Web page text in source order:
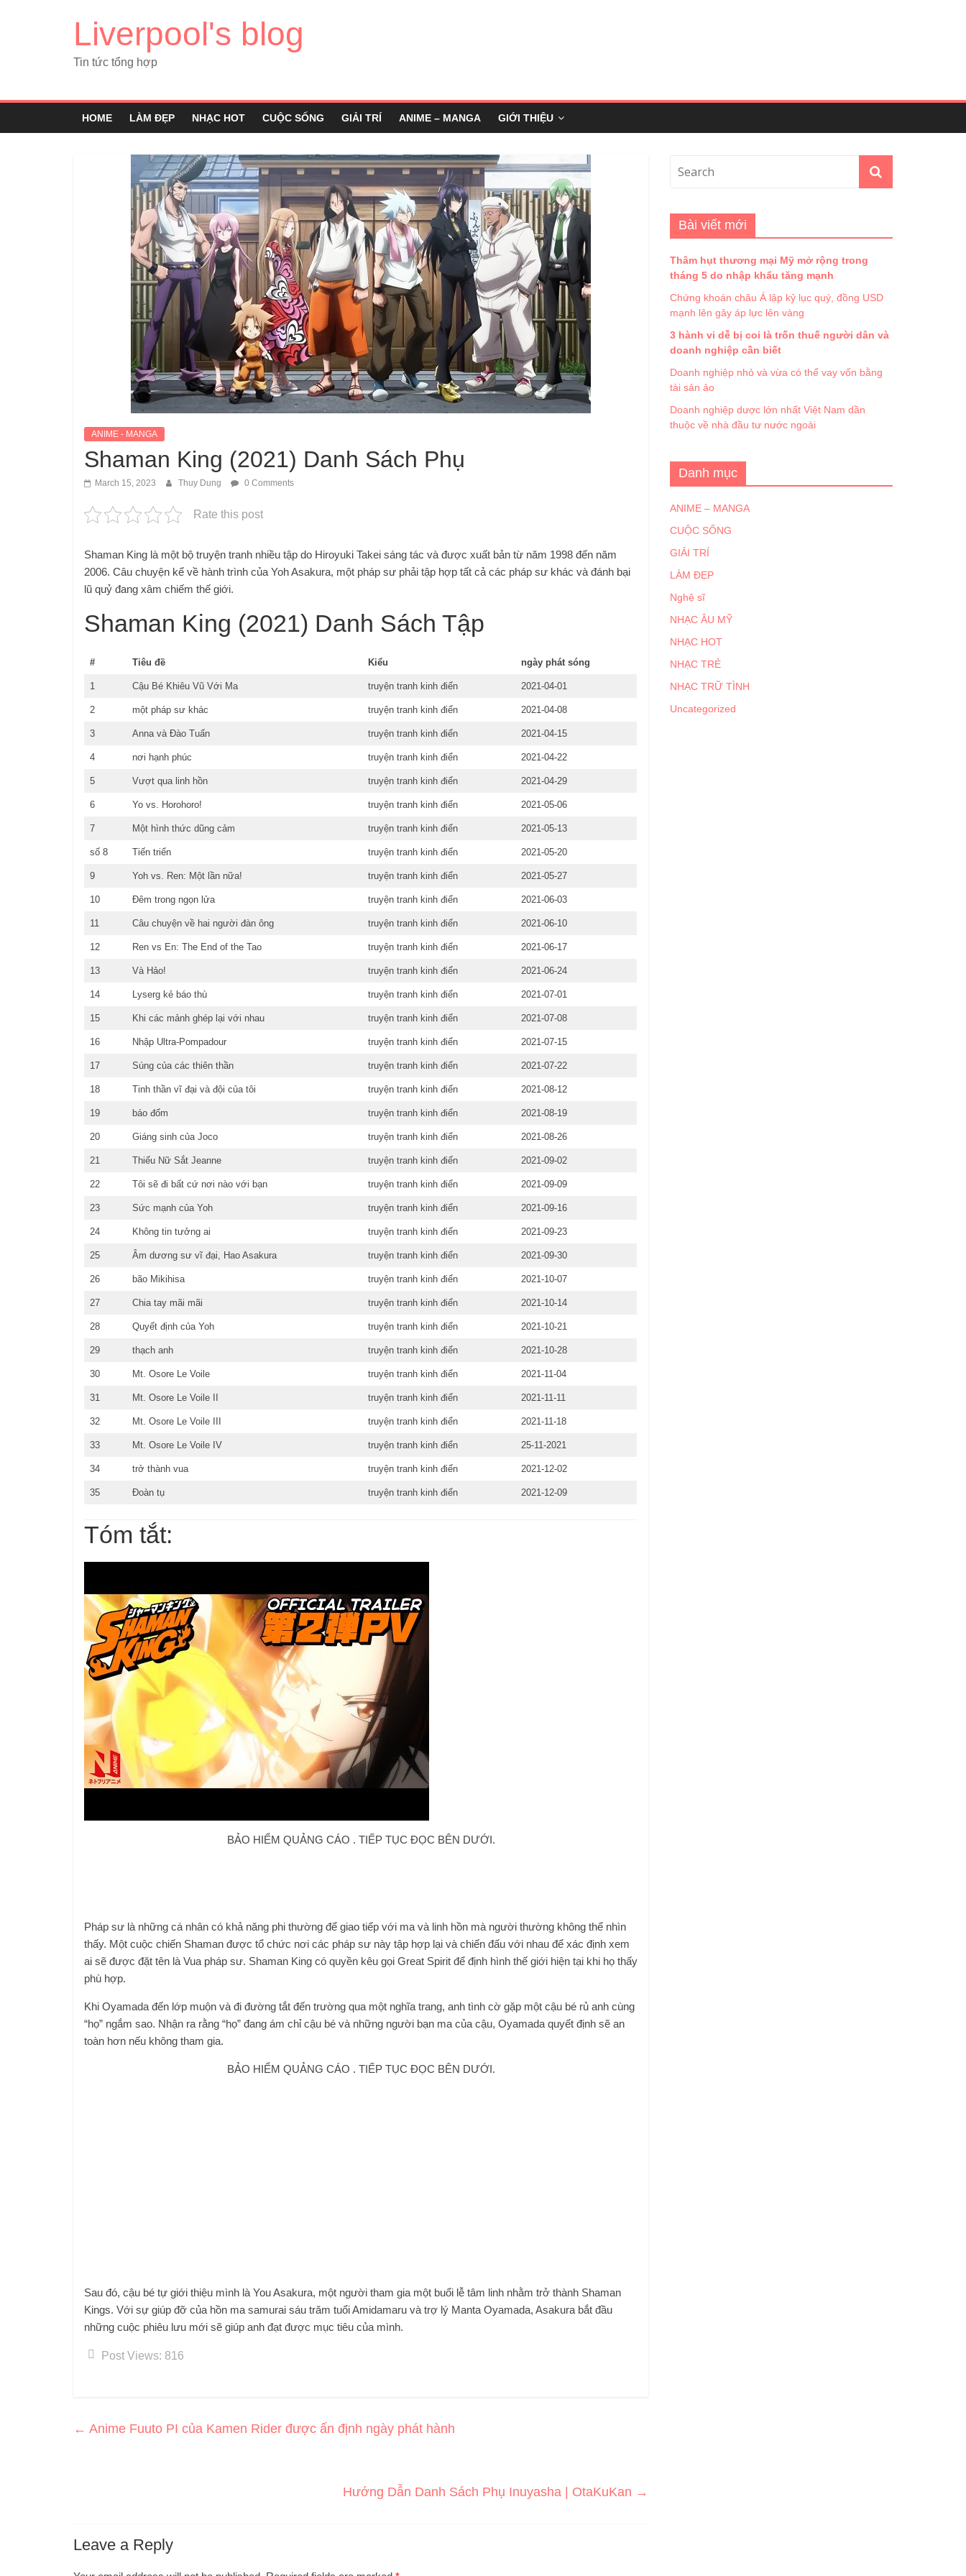
Liverpool's blog
Tin tức tổng hợp
HOME LÀM ĐẸP NHẠC HOT CUỘC SỐNG GIẢI TRÍ ANIME – MANGA GIỚI THIỆU
ANIME - MANGA
Shaman King (2021) Danh Sách Phụ
March 15, 2023 Thuy Dung 0 Comments
Rate this post
Shaman King là một bộ truyện tranh nhiều tập do Hiroyuki Takei sáng tác và được xuất bản từ năm 1998 đến năm
2006. Câu chuyện kể về hành trình của Yoh Asakura, một pháp sư phải tập hợp tất cả các pháp sư khác và đánh bại
lũ quỷ đang xâm chiếm thế giới.
Shaman King (2021) Danh Sách Tập
# Tiêu đề Kiểu ngày phát sóng
1 Cậu Bé Khiêu Vũ Với Ma truyện tranh kinh điển 2021-04-01
2 một pháp sư khác truyện tranh kinh điển 2021-04-08
3 Anna và Đào Tuấn truyện tranh kinh điển 2021-04-15
4 nơi hạnh phúc truyện tranh kinh điển 2021-04-22
5 Vượt qua linh hồn truyện tranh kinh điển 2021-04-29
6 Yo vs. Horohoro! truyện tranh kinh điển 2021-05-06
7 Một hình thức dũng cảm truyện tranh kinh điển 2021-05-13
số 8 Tiến triển truyện tranh kinh điển 2021-05-20
9 Yoh vs. Ren: Một lần nữa! truyện tranh kinh điển 2021-05-27
10 Đêm trong ngọn lửa truyện tranh kinh điển 2021-06-03
11 Câu chuyện về hai người đàn ông truyện tranh kinh điển 2021-06-10
12 Ren vs En: The End of the Tao truyện tranh kinh điển 2021-06-17
13 Và Hảo! truyện tranh kinh điển 2021-06-24
14 Lyserg kẻ báo thù truyện tranh kinh điển 2021-07-01
15 Khi các mảnh ghép lại với nhau truyện tranh kinh điển 2021-07-08
16 Nhập Ultra-Pompadour truyện tranh kinh điển 2021-07-15
17 Súng của các thiên thần truyện tranh kinh điển 2021-07-22
18 Tinh thần vĩ đại và đội của tôi truyện tranh kinh điển 2021-08-12
19 báo đốm truyện tranh kinh điển 2021-08-19
20 Giáng sinh của Joco truyện tranh kinh điển 2021-08-26
21 Thiếu Nữ Sắt Jeanne truyện tranh kinh điển 2021-09-02
22 Tôi sẽ đi bất cứ nơi nào với bạn truyện tranh kinh điển 2021-09-09
23 Sức mạnh của Yoh truyện tranh kinh điển 2021-09-16
24 Không tin tưởng ai truyện tranh kinh điển 2021-09-23
25 Âm dương sư vĩ đại, Hao Asakura truyện tranh kinh điển 2021-09-30
26 bão Mikihisa truyện tranh kinh điển 2021-10-07
27 Chia tay mãi mãi truyện tranh kinh điển 2021-10-14
28 Quyết định của Yoh truyện tranh kinh điển 2021-10-21
29 thạch anh truyện tranh kinh điển 2021-10-28
30 Mt. Osore Le Voile truyện tranh kinh điển 2021-11-04
31 Mt. Osore Le Voile II truyện tranh kinh điển 2021-11-11
32 Mt. Osore Le Voile III truyện tranh kinh điển 2021-11-18
33 Mt. Osore Le Voile IV truyện tranh kinh điển 25-11-2021
34 trở thành vua truyện tranh kinh điển 2021-12-02
35 Đoàn tụ truyện tranh kinh điển 2021-12-09
Tóm tắt:
BẢO HIỂM QUẢNG CÁO . TIẾP TỤC ĐỌC BÊN DƯỚI.
Pháp sư là những cá nhân có khả năng phi thường để giao tiếp với ma và linh hồn mà người thường không thể nhìn
thấy. Một cuộc chiến Shaman được tổ chức nơi các pháp sư này tập hợp lại và chiến đấu với nhau để xác định xem
ai sẽ được đặt tên là Vua pháp sư. Shaman King có quyền kêu gọi Great Spirit để định hình thế giới hiện tại khi họ thấy
phù hợp.
Khi Oyamada đến lớp muộn và đi đường tắt đến trường qua một nghĩa trang, anh tình cờ gặp một cậu bé rủ anh cùng
“họ” ngắm sao. Nhận ra rằng “họ” đang ám chỉ cậu bé và những người bạn ma của cậu, Oyamada quyết định sẽ an
toàn hơn nếu không tham gia.
BẢO HIỂM QUẢNG CÁO . TIẾP TỤC ĐỌC BÊN DƯỚI.
Sau đó, cậu bé tự giới thiệu mình là You Asakura, một người tham gia một buổi lễ tâm linh nhằm trở thành Shaman
Kings. Với sự giúp đỡ của hồn ma samurai sáu trăm tuổi Amidamaru và trợ lý Manta Oyamada, Asakura bắt đầu
những cuộc phiêu lưu mới sẽ giúp anh đạt được mục tiêu của mình.
Post Views: 816
← Anime Fuuto PI của Kamen Rider được ấn định ngày phát hành
Hướng Dẫn Danh Sách Phụ Inuyasha | OtaKuKan →
Leave a Reply
Bài viết mới
Thâm hụt thương mại Mỹ mở rộng trong
tháng 5 do nhập khẩu tăng mạnh
Chứng khoán châu Á lập kỷ lục quý, đồng USD
mạnh lên gây áp lực lên vàng
3 hành vi dễ bị coi là trốn thuế người dân và
doanh nghiệp cần biết
Doanh nghiệp nhỏ và vừa có thể vay vốn bằng
tài sản ảo
Doanh nghiệp dược lớn nhất Việt Nam dần
thuộc về nhà đầu tư nước ngoài
Danh mục
ANIME – MANGA
CUỘC SỐNG
GIẢI TRÍ
LÀM ĐẸP
Nghệ sĩ
NHẠC ÂU MỸ
NHẠC HOT
NHẠC TRẺ
NHẠC TRỮ TÌNH
Uncategorized